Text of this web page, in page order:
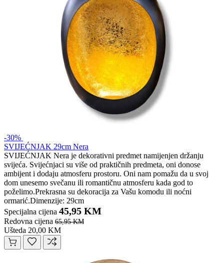
-30%
SVIJEĆNJAK 29cm Nera
SVIJEĆNJAK Nera je dekorativni predmet namijenjen držanju
svijeća. Svijećnjaci su više od praktičnih predmeta, oni donose
ambijent i dodaju atmosferu prostoru. Oni nam pomažu da u svoj
dom unesemo svečanu ili romantičnu atmosferu kada god to
poželimo.Prekrasna su dekoracija za Vašu komodu ili noćni
ormarić.Dimenzije: 29cm
Specijalna cijena 45,95 KM
Redovna cijena 65,95 KM
Ušteda 20,00 KM